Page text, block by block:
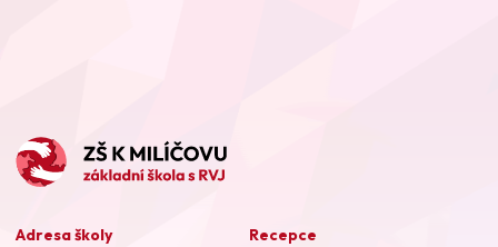
Adresa školy Recepce